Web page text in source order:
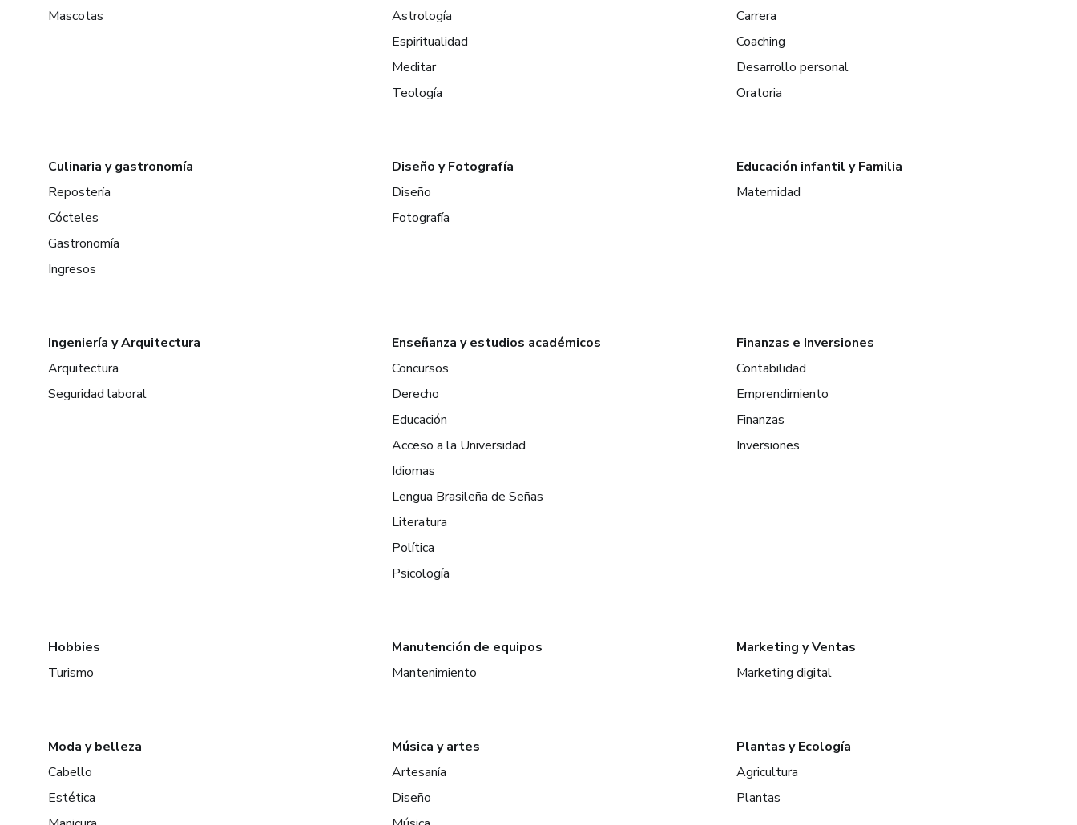
Mascotas
Astrología
Espiritualidad
Meditar
Teología
Carrera
Coaching
Desarrollo personal
Oratoria
Culinaria y gastronomía
Repostería
Cócteles
Gastronomía
Ingresos
Diseño y Fotografía
Diseño
Fotografía
Educación infantil y Familia
Maternidad
Ingeniería y Arquitectura
Arquitectura
Seguridad laboral
Enseñanza y estudios académicos
Concursos
Derecho
Educación
Acceso a la Universidad
Idiomas
Lengua Brasileña de Señas
Literatura
Política
Psicología
Finanzas e Inversiones
Contabilidad
Emprendimiento
Finanzas
Inversiones
Hobbies
Turismo
Manutención de equipos
Mantenimiento
Marketing y Ventas
Marketing digital
Moda y belleza
Cabello
Estética
Música y artes
Artesanía
Diseño
Plantas y Ecología
Agricultura
Plantas